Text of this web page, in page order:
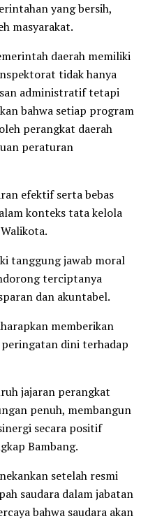
yang bersih,
masyarakat.
daerah memiliki
tidak hanya
administratif tetapi
bahwa setiap program
perangkat daerah
peraturan
efektif serta bebas
konteks tata kelola
tanggung jawab moral
terciptanya
dan akuntabel.
memberikan
dini terhadap
jajaran perangkat
penuh, membangun
secara positif
Bambang.
setelah resmi
saudara dalam jabatan
bahwa saudara akan